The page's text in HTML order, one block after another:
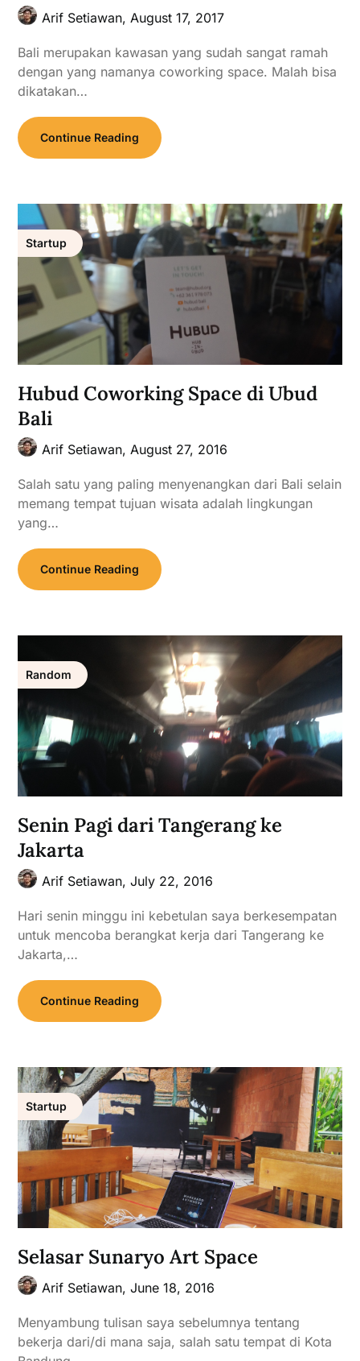
Arif Setiawan,August 17, 2017
Bali merupakan kawasan yang sudah sangat ramah
dengan yang namanya coworking space. Malah bisa
dikatakan…
Continue Reading
Startup
Hubud Coworking Space di Ubud
Bali
Arif Setiawan,August 27, 2016
Salah satu yang paling menyenangkan dari Bali selain
memang tempat tujuan wisata adalah lingkungan
yang…
Continue Reading
Random
Senin Pagi dari Tangerang ke
Jakarta
Arif Setiawan,July 22, 2016
Hari senin minggu ini kebetulan saya berkesempatan
untuk mencoba berangkat kerja dari Tangerang ke
Jakarta,…
Continue Reading
Startup
Selasar Sunaryo Art Space
Arif Setiawan,June 18, 2016
Menyambung tulisan saya sebelumnya tentang
bekerja dari/di mana saja, salah satu tempat di Kota